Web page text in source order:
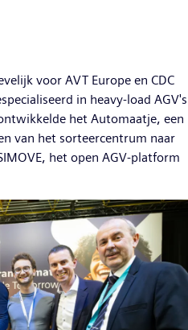
voor AVT Europe en CDC
in heavy-load AGV's
het Automaatje, een
van het sorteercentrum naar
het open AGV-platform